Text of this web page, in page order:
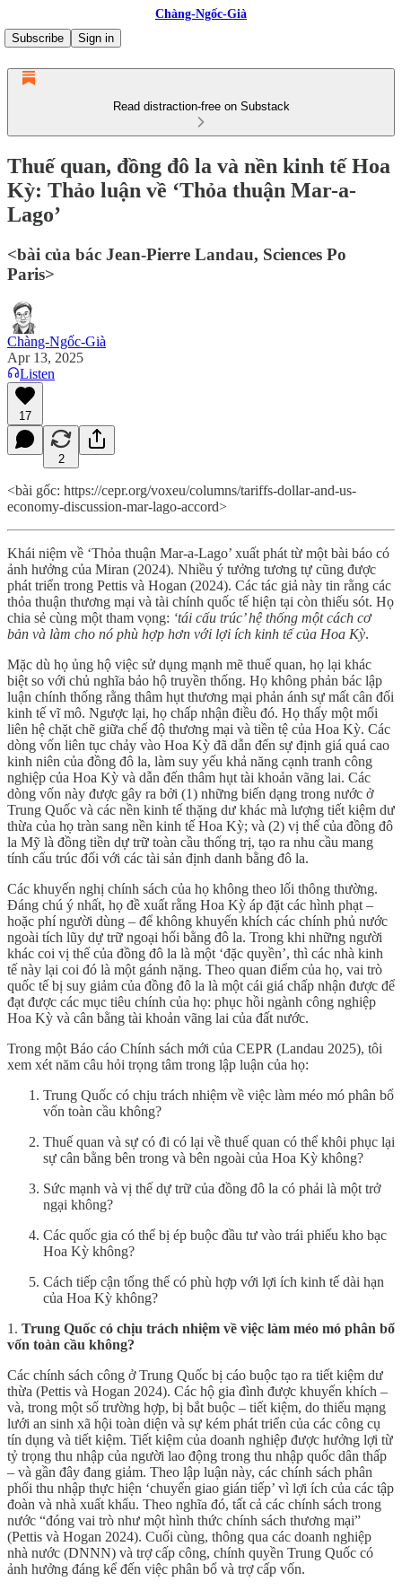
Chàng-Ngốc-Già
Subscribe
Sign in
Read distraction-free on Substack
Thuế quan, đồng đô la và nền kinh tế Hoa
Kỳ: Thảo luận về ‘Thỏa thuận Mar-a-
Lago’
<bài của bác Jean-Pierre Landau, Sciences Po
Paris>
Chàng-Ngốc-Già
Apr 13, 2025
Listen
17
2
<bài gốc: https://cepr.org/voxeu/columns/tariffs-dollar-and-us-
economy-discussion-mar-lago-accord>
Khái niệm về ‘Thỏa thuận Mar-a-Lago’ xuất phát từ một bài báo có
ảnh hưởng của Miran (2024). Nhiều ý tưởng tương tự cũng được
phát triển trong Pettis và Hogan (2024). Các tác giả này tin rằng các
thỏa thuận thương mại và tài chính quốc tế hiện tại còn thiếu sót. Họ
chia sẻ cùng một tham vọng: ‘tái cấu trúc’ hệ thống một cách cơ
bản và làm cho nó phù hợp hơn với lợi ích kinh tế của Hoa Kỳ.
Mặc dù họ ủng hộ việc sử dụng mạnh mẽ thuế quan, họ lại khác
biệt so với chủ nghĩa bảo hộ truyền thống. Họ không phản bác lập
luận chính thống rằng thâm hụt thương mại phản ánh sự mất cân đối
kinh tế vĩ mô. Ngược lại, họ chấp nhận điều đó. Họ thấy một mối
liên hệ chặt chẽ giữa chế độ thương mại và tiền tệ của Hoa Kỳ. Các
dòng vốn liên tục chảy vào Hoa Kỳ đã dẫn đến sự định giá quá cao
kinh niên của đồng đô la, làm suy yếu khả năng cạnh tranh công
nghiệp của Hoa Kỳ và dẫn đến thâm hụt tài khoản vãng lai. Các
dòng vốn này được gây ra bởi (1) những biến dạng trong nước ở
Trung Quốc và các nền kinh tế thặng dư khác mà lượng tiết kiệm dư
thừa của họ tràn sang nền kinh tế Hoa Kỳ; và (2) vị thế của đồng đô
la Mỹ là đồng tiền dự trữ toàn cầu thống trị, tạo ra nhu cầu mang
tính cấu trúc đối với các tài sản định danh bằng đô la.
Các khuyến nghị chính sách của họ không theo lối thông thường.
Đáng chú ý nhất, họ đề xuất rằng Hoa Kỳ áp đặt các hình phạt –
hoặc phí người dùng – để không khuyến khích các chính phủ nước
ngoài tích lũy dự trữ ngoại hối bằng đô la. Trong khi những người
khác coi vị thế của đồng đô la là một ‘đặc quyền’, thì các nhà kinh
tế này lại coi đó là một gánh nặng. Theo quan điểm của họ, vai trò
quốc tế bị suy giảm của đồng đô la là một cái giá chấp nhận được để
đạt được các mục tiêu chính của họ: phục hồi ngành công nghiệp
Hoa Kỳ và cân bằng tài khoản vãng lai của đất nước.
Trong một Báo cáo Chính sách mới của CEPR (Landau 2025), tôi
xem xét năm câu hỏi trọng tâm trong lập luận của họ:
Trung Quốc có chịu trách nhiệm về việc làm méo mó phân bổ
vốn toàn cầu không?
Thuế quan và sự có đi có lại về thuế quan có thể khôi phục lại
sự cân bằng bên trong và bên ngoài của Hoa Kỳ không?
Sức mạnh và vị thế dự trữ của đồng đô la có phải là một trở
ngại không?
Các quốc gia có thể bị ép buộc đầu tư vào trái phiếu kho bạc
Hoa Kỳ không?
Cách tiếp cận tổng thể có phù hợp với lợi ích kinh tế dài hạn
của Hoa Kỳ không?
1. Trung Quốc có chịu trách nhiệm về việc làm méo mó phân bổ
vốn toàn cầu không?
Các chính sách công ở Trung Quốc bị cáo buộc tạo ra tiết kiệm dư
thừa (Pettis và Hogan 2024). Các hộ gia đình được khuyến khích –
và, trong một số trường hợp, bị bắt buộc – tiết kiệm, do thiếu mạng
lưới an sinh xã hội toàn diện và sự kém phát triển của các công cụ
tín dụng và tiết kiệm. Tiết kiệm của doanh nghiệp được hưởng lợi từ
tỷ trọng thu nhập của người lao động trong thu nhập quốc dân thấp
– và gần đây đang giảm. Theo lập luận này, các chính sách phân
phối thu nhập thực hiện ‘chuyển giao gián tiếp’ vì lợi ích của các tập
đoàn và nhà xuất khẩu. Theo nghĩa đó, tất cả các chính sách trong
nước “đóng vai trò như một hình thức chính sách thương mại”
(Pettis và Hogan 2024). Cuối cùng, thông qua các doanh nghiệp
nhà nước (DNNN) và trợ cấp công, chính quyền Trung Quốc có
ảnh hưởng đáng kể đến việc phân bổ và trợ cấp vốn.